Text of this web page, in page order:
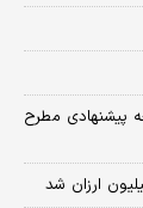
پیشنهادی مطرح